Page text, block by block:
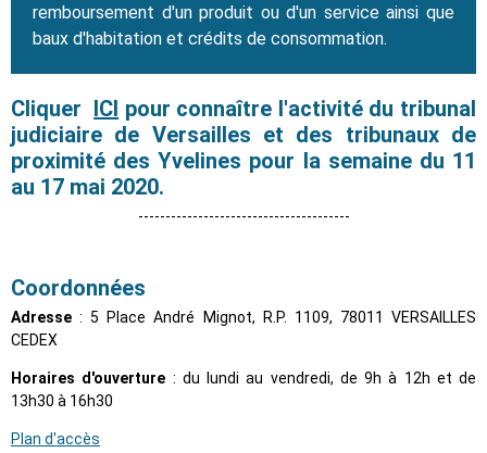
remboursement d'un produit ou d'un service ainsi que
baux d'habitation et crédits de consommation.
Cliquer ICI pour connaître l'activité du tribunal
judiciaire de Versailles et des tribunaux de
proximité des Yvelines pour la semaine du 11
au 17 mai 2020.
---------------------------------------
Coordonnées
Adresse : 5 Place André Mignot, R.P. 1109, 78011 VERSAILLES
CEDEX
Horaires d'ouverture : du lundi au vendredi, de 9h à 12h et de
13h30 à 16h30
Plan d'accès